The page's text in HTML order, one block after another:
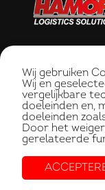
Wij gebruiken
Wij en
vergelijkbare
doeleinden en,
doeleinden
Door het
gerelateerde